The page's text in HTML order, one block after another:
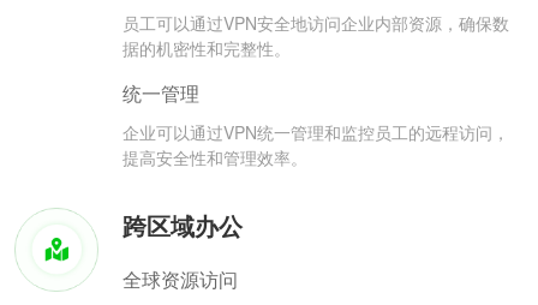
员工可以通过VPN安全地访问企业内部资源，确保数
据的机密性和完整性。
统一管理
企业可以通过VPN统一管理和监控员工的远程访问，
提高安全性和管理效率。
跨区域办公
全球资源访问